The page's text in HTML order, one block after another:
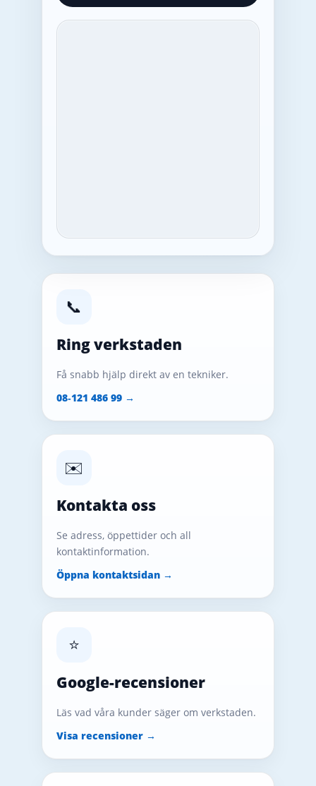
📞
Ring verkstaden
Få snabb hjälp direkt av en tekniker.
08‑121 486 99 →
✉️
Kontakta oss
Se adress, öppettider och all
kontaktinformation.
Öppna kontaktsidan →
⭐
Google-recensioner
Läs vad våra kunder säger om verkstaden.
Visa recensioner →